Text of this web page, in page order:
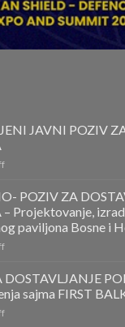
JAVNI POZIV
on
JAVNI
POZIV
ZA
DOSTAVLJANJE
PONUDA
POZIV ZA
Projektovanje,
paviljona Bosne i
on
POZIV
ZA
DOSTAVLJANJE
PONUDA
DOSTAVLJANJE
sajma FIRST
on